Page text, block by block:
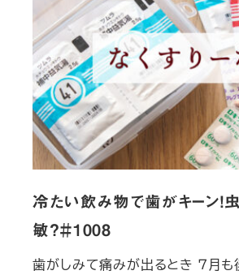
冷たい飲み物で歯がキーン！
敏？＃1008
歯がしみて痛みが出るとき ７月も